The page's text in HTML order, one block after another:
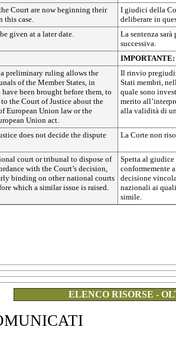
Court are now beginning their
this case.
I giudici della
deliberare in
given at a later date.
La sentenza
successiva.
IMPORTANTE:
a preliminary ruling allows the
of the Member States, in
been brought before them, to
the Court of Justice about the
European Union law or the
Union act.
Il rinvio
Stati membri,
quale sono
merito
alla validità di
does not decide the dispute
La Corte non
court or tribunal to dispose of
with the Court’s decision,
binding on other national courts
which a similar issue is raised.
Spetta al
conformemente
decisione
nazionali ai
simile.
ELENCO RISORSE -